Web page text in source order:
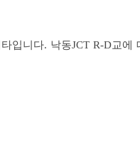
입니다. 낙동JCT R-D교에